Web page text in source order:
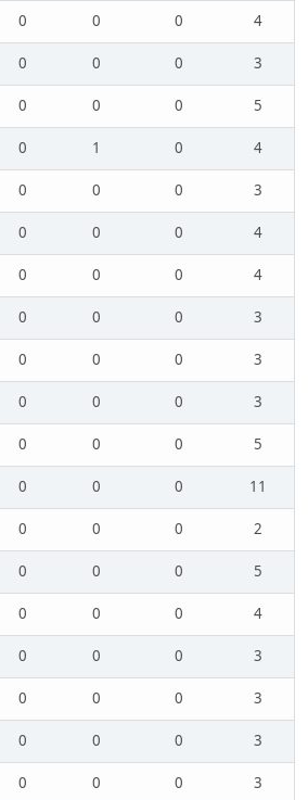
0 0 0
4
0 0 0
3
0 0 0
5
0 1 0
4
0 0 0
3
0 0 0
4
0 0 0
4
0 0 0
3
0 0 0
3
0 0 0
3
0 0 0
5
0 0 0
11
0 0 0
2
0 0 0
5
0 0 0
4
0 0 0
3
0 0 0
3
0 0 0
3
0 0 0
3